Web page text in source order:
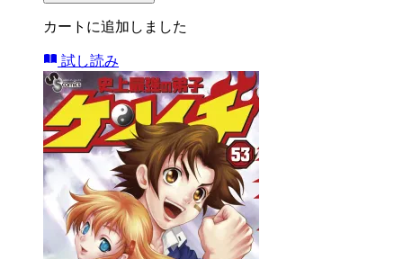
カートに追加しました
試し読み